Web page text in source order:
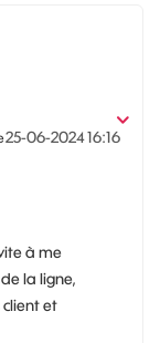
‎25-06-202416:16
à me
la ligne,
et